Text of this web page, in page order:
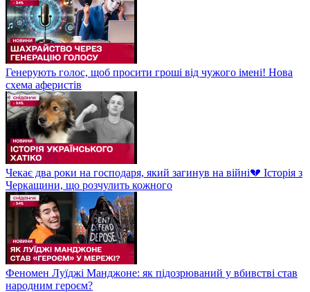
Генерують голос, щоб просити гроші від чужого імені! Нова
схема аферистів
Чекає два роки на господаря, який загинув на війні💔 Історія з
Черкащини, що розчулить кожного
Феномен Луїджі Манджоне: як підозрюваний у вбивстві став
народним героєм?